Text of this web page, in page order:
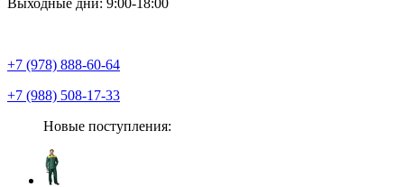
+7 (978) 888-60-64
+7 (988) 508-17-33
Новые поступления: